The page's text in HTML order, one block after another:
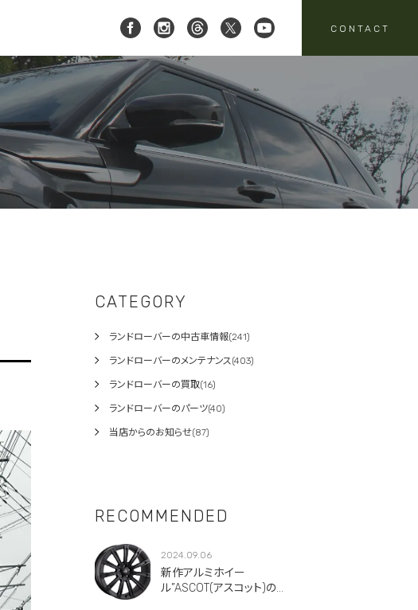
会社概要 スタッフニュース
注文販売 買取
CONTACT
[ レイブリック三郷店 ]
048-951-4136
10:00-18:00 定休日:水曜日
注文販売のお問い合わせ
パーツ・アクセサリーの
お問い合わせ
CATEGORY
ランドローバーの中古車情報(241)
ランドローバーのメンテナンス(403)
ランドローバーの買取(16)
ランドローバーのパーツ(40)
当店からのお知らせ(87)
RECOMMENDED
2024.09.06
新作アルミホイー
ル”ASCOT(アスコット)のご